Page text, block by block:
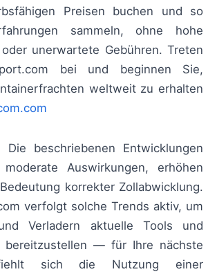
Preisen buchen und so
sammeln, ohne hohe
unerwartete Gebühren. Treten
bei und beginnen Sie,
weltweit zu erhalten
Die beschriebenen Entwicklungen
Auswirkungen, erhöhen
korrekter Zollabwicklung.
verfolgt solche Trends aktiv, um
Verladern aktuelle Tools und
bereitzustellen — für Ihre nächste
sich die Nutzung einer